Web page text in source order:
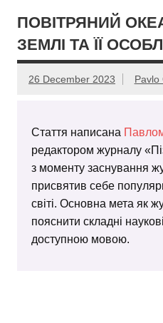
ПОВІТРЯНИЙ
ЗЕМЛІ ТА ЇЇ
26 December 2023 Pavlo
Стаття написана
редактором журналу
з моменту заснування
присвятив себе
світі. Основна мета як
пояснити складні
доступною мовою.